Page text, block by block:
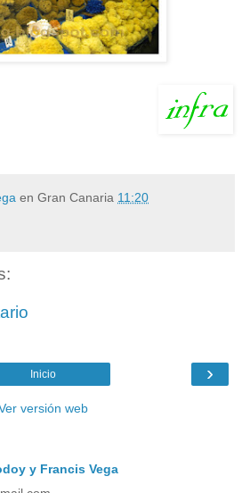
en Gran Canaria 11:20
›
Inicio
versión web
y Francis Vega